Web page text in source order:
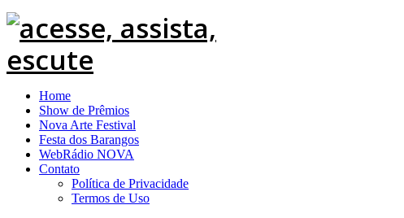
Home
Show de Prêmios
Nova Arte Festival
Festa dos Barangos
WebRádio NOVA
Contato
Política de Privacidade
Termos de Uso